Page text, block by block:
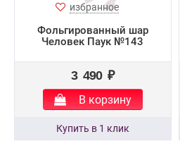
избранное
Фольгированный шар
Человек Паук №143
3 490 ₽
В корзину